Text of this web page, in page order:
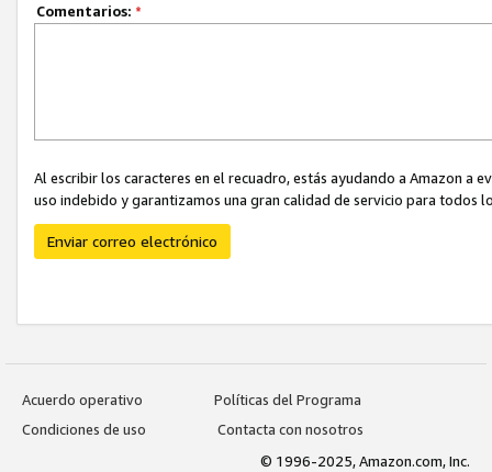
Comentarios: *
Al escribir los caracteres en el recuadro, estás ayudando a Amazon
uso indebido y garantizamos una gran calidad de servicio para todos
Enviar correo electrónico
Acuerdo operativo
Políticas del Programa
Condiciones de uso
Contacta con nosotros
© 1996-2025, Amazon.com, Inc.